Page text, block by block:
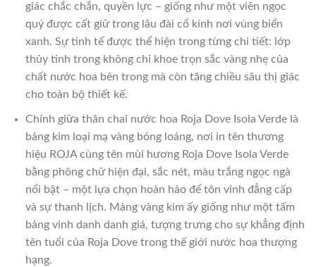
giác chắc chắn, quyền lực – giống như một viên ngọc
quý được cất giữ trong lâu đài cổ kính nơi vùng biển
xanh. Sự tinh tế được thể hiện trong từng chi tiết: lớp
thủy tinh trong không chỉ khoe trọn sắc vàng nhẹ của
chất nước hoa bên trong mà còn tăng chiều sâu thị giác
cho toàn bộ thiết kế.
Chính giữa thân chai nước hoa Roja Dove Isola Verde là
bảng kim loại mạ vàng bóng loáng, nơi in tên thương
hiệu ROJA cùng tên mùi hương Roja Dove Isola Verde
bằng phông chữ hiện đại, sắc nét, màu trắng ngọc ngà
nổi bật – một lựa chọn hoàn hảo để tôn vinh đẳng cấp
và sự thanh lịch. Mảng vàng kim ấy giống như một tấm
bảng vinh danh danh giá, tượng trưng cho sự khẳng định
tên tuổi của Roja Dove trong thế giới nước hoa thượng
hạng.